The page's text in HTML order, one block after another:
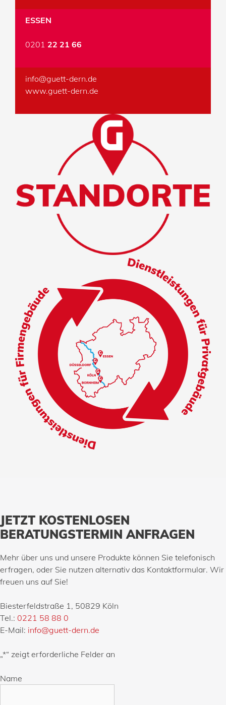
ESSEN
0201 22 21 66
info@guett-dern.de
www.guett-dern.de
JETZT KOSTENLOSEN
BERATUNGSTERMIN ANFRAGEN
Mehr über uns und unsere Produkte können Sie telefonisch
erfragen, oder Sie nutzen alternativ das Kontaktformular. Wir
freuen uns auf Sie!
Biesterfeldstraße 1, 50829 Köln
Tel.: 0221 58 88 0
E-Mail: info@guett-dern.de
„*“ zeigt erforderliche Felder an
Name